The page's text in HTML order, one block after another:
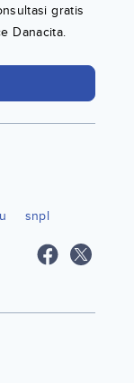
gratis
Danacita.
snpl